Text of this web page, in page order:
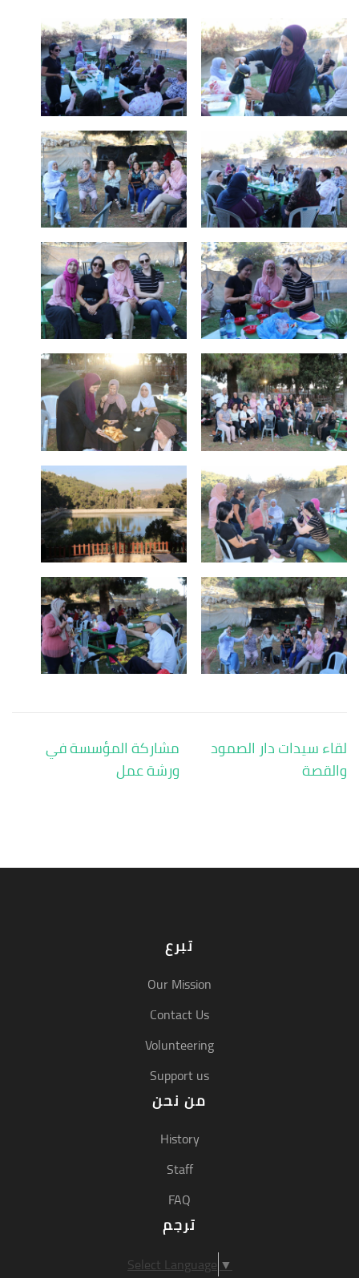
تصفّح
المقالات
مشاركة المؤسسة في
ورشة عمل
لقاء سيدات دار الصمود
والقصة
تبرع
Our Mission
Contact Us
Volunteering
Support us
من نحن
History
Staff
FAQ
ترجم
Select Language▼